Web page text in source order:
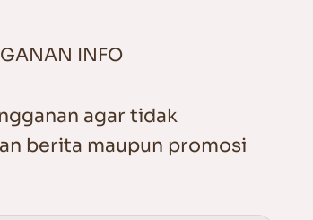
INFO
agar tidak
berita maupun promosi